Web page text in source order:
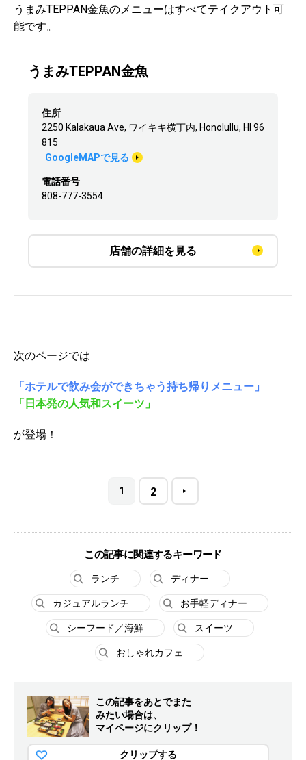
うまみTEPPAN金魚のメニューはすべてテイクアウト可
能です。
うまみTEPPAN金魚
住所
2250 Kalakaua Ave, ワイキキ横丁内, Honolullu, HI 96
815
GoogleMAPで見る
電話番号
808-777-3554
店舗の詳細を見る
次のページでは
「ホテルで飲み会ができちゃう持ち帰りメニュー」
「日本発の人気和スイーツ」
が登場！
1 2
この記事に関連するキーワード
ランチ ディナー
カジュアルランチ お手軽ディナー
シーフード／海鮮 スイーツ
おしゃれカフェ
この記事をあとでまた
みたい場合は、
マイページにクリップ！
クリップする